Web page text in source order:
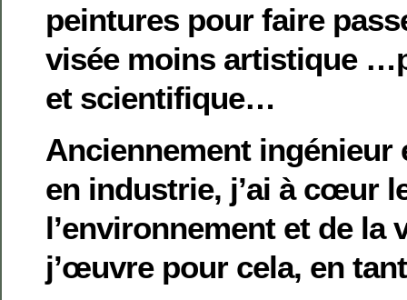
peintures pour faire
visée moins artistique
et scientifique…
Anciennement ingénieur
en industrie, j’ai à cœur
l’environnement et de la
j’œuvre pour cela, en